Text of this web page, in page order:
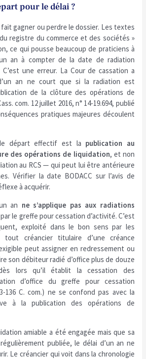
pour le délai ?
gagner ou perdre le dossier. Les textes
registre du commerce et des sociétés »
ce qui pousse beaucoup de praticiens à
an à compter de la date de radiation
une erreur. La Cour de cassation a
an ne court que si la radiation est
de la clôture des opérations de
com. 12 juillet 2016, n° 14-19.694, publié
pratiques majeures découlent
départ effectif est la publication au
des opérations de liquidation, et non
au RCS — qui peut lui être antérieure
Vérifier la date BODACC sur l’avis de
à acquérir.
an ne s’applique pas aux radiations
le greffe pour cessation d’activité. C’est
exploité dans le bon sens par les
créancier titulaire d’une créance
peut assigner en redressement ou
son débiteur radié d’office plus de douze
lors qu’il établit la cessation des
d’office du greffe pour cessation
136 C. com.) ne se confond pas avec la
à la publication des opérations de
amiable a été engagée mais que sa
publiée, le délai d’un an ne
Le créancier qui voit dans la chronologie